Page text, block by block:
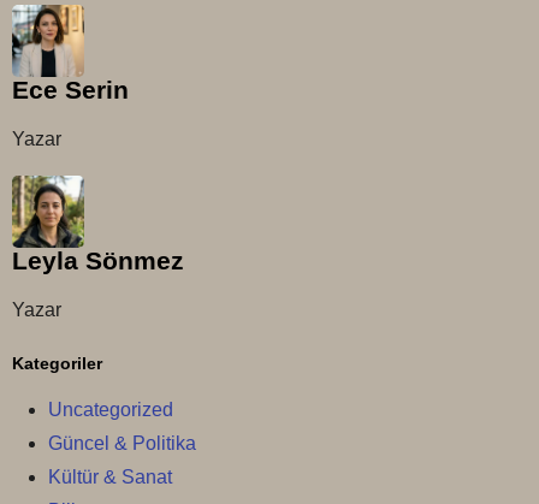
Ece Serin
Yazar
Leyla Sönmez
Yazar
Kategoriler
Uncategorized
Güncel & Politika
Kültür & Sanat